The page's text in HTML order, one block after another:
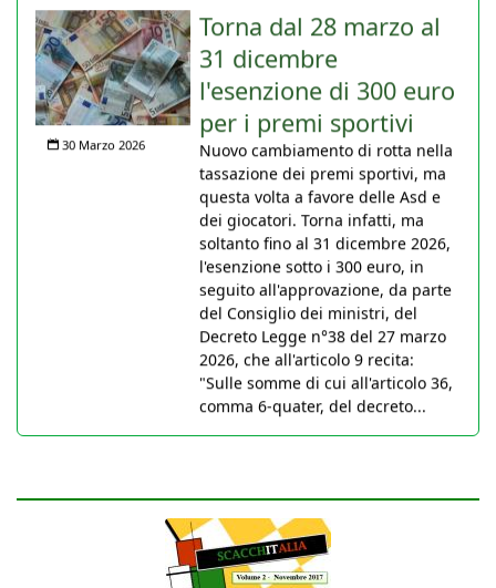
30 Marzo 2026
Torna dal 28 marzo al
31 dicembre
l'esenzione di 300 euro
per i premi sportivi
Nuovo cambiamento di rotta nella
tassazione dei premi sportivi, ma
questa volta a favore delle Asd e
dei giocatori. Torna infatti, ma
soltanto fino al 31 dicembre 2026,
l'esenzione sotto i 300 euro, in
seguito all'approvazione, da parte
del Consiglio dei ministri, del
Decreto Legge n°38 del 27 marzo
2026, che all'articolo 9 recita:
"Sulle somme di cui all'articolo 36,
comma 6-quater, del decreto...